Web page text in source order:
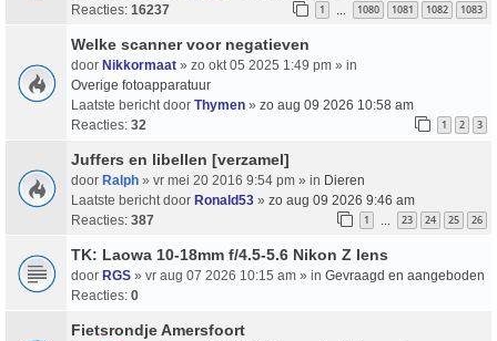
Reacties: 16237 1 … 1080 1081 1082 1083
Welke scanner voor negatieven
door Nikkormaat » zo okt 05 2025 1:49 pm » in
Overige fotoapparatuur
Laatste bericht door Thymen » zo aug 09 2026 10:58 am
Reacties: 32 1 2 3
Juffers en libellen [verzamel]
door Ralph » vr mei 20 2016 9:54 pm » in Dieren
Laatste bericht door Ronald53 » zo aug 09 2026 9:46 am
Reacties: 387 1 … 23 24 25 26
TK: Laowa 10-18mm f/4.5-5.6 Nikon Z lens
door RGS » vr aug 07 2026 10:15 am » in Gevraagd en aangeboden
Reacties: 0
Fietsrondje Amersfoort